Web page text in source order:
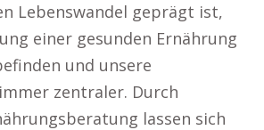
Lebenswandel geprägt ist,
einer gesunden Ernährung
und unsere
zentraler. Durch
lassen sich